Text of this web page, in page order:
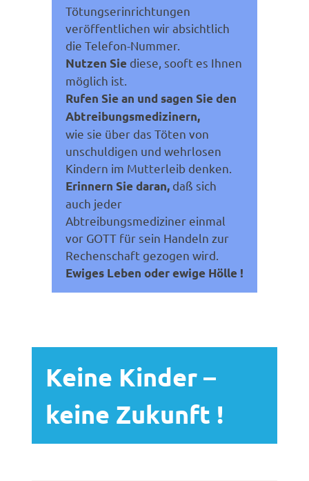
Tötungserinrichtungen
veröffentlichen wir absichtlich
die Telefon-Nummer.
Nutzen Sie diese, sooft es Ihnen
möglich ist.
Rufen Sie an und sagen Sie den
Abtreibungsmedizinern,
wie sie über das Töten von
unschuldigen und wehrlosen
Kindern im Mutterleib denken.
Erinnern Sie daran, daß sich
auch jeder
Abtreibungsmediziner einmal
vor GOTT für sein Handeln zur
Rechenschaft gezogen wird.
Ewiges Leben oder ewige Hölle !
Keine Kinder –
keine Zukunft !